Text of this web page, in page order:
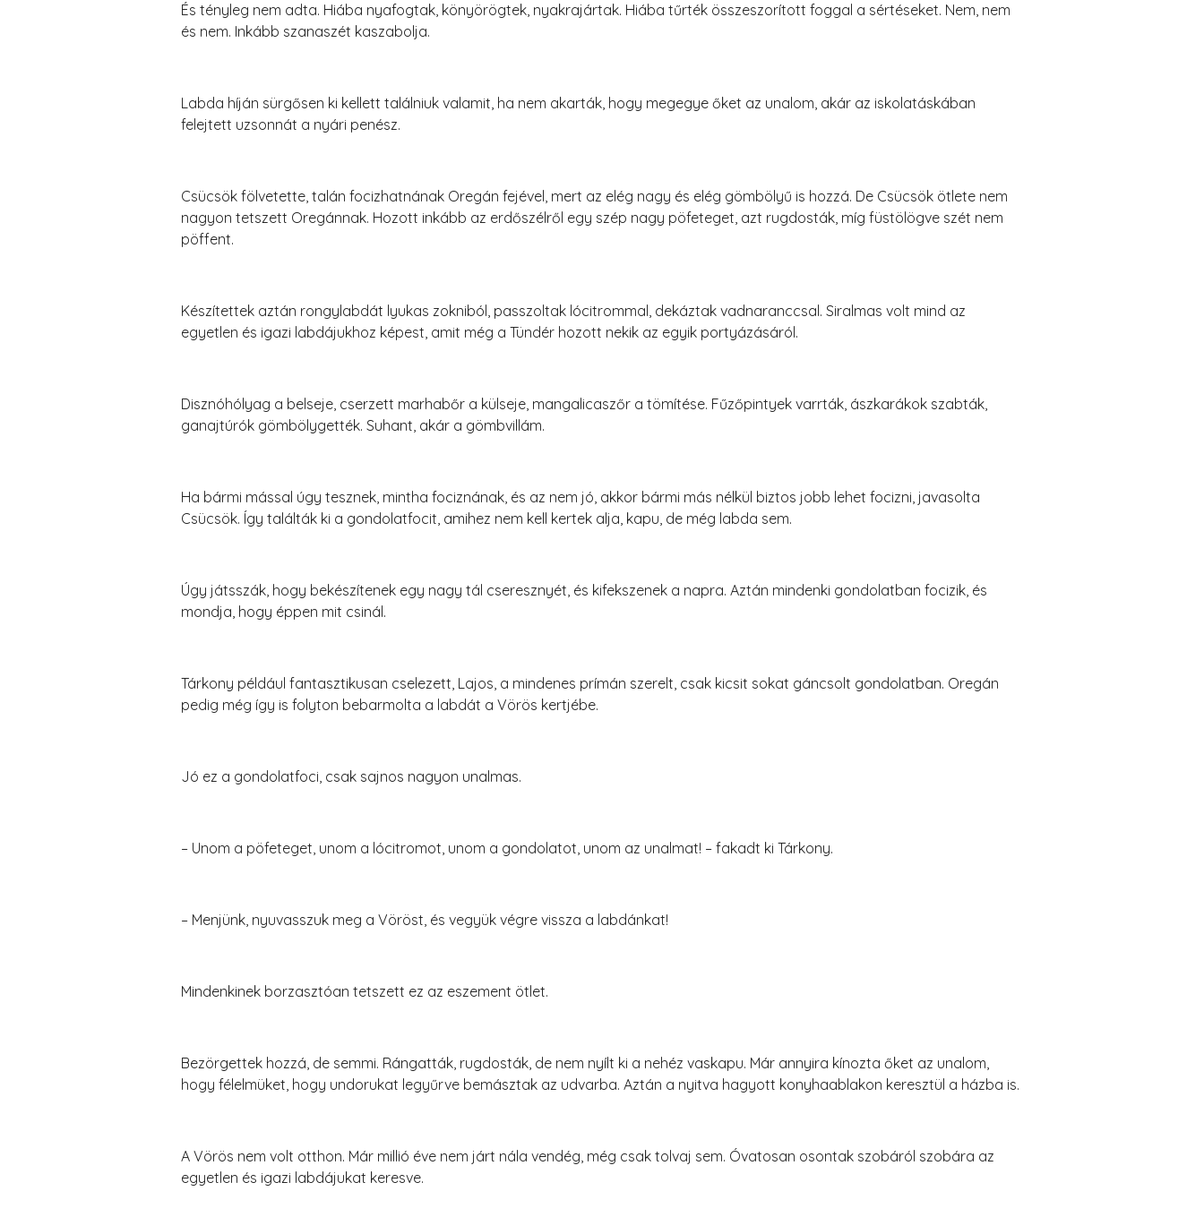
És tényleg nem adta. Hiába nyafogtak, könyörögtek, nyakrajártak. Hiába tűrték összeszorított foggal a sértéseket. Nem, nem
és nem. Inkább szanaszét kaszabolja.
Labda híján sürgősen ki kellett találniuk valamit, ha nem akarták, hogy megegye őket az unalom, akár az iskolatáskában
felejtett uzsonnát a nyári penész.
Csücsök fölvetette, talán focizhatnának Oregán fejével, mert az elég nagy és elég gömbölyű is hozzá. De Csücsök ötlete nem
nagyon tetszett Oregánnak. Hozott inkább az erdőszélről egy szép nagy pöfeteget, azt rugdosták, míg füstölögve szét nem
pöffent.
Készítettek aztán rongylabdát lyukas zokniból, passzoltak lócitrommal, dekáztak vadnaranccsal. Siralmas volt mind az
egyetlen és igazi labdájukhoz képest, amit még a Tündér hozott nekik az egyik portyázásáról.
Disznóhólyag a belseje, cserzett marhabőr a külseje, mangalicaszőr a tömítése. Fűzőpintyek varrták, ászkarákok szabták,
ganajtúrók gömbölygették. Suhant, akár a gömbvillám.
Ha bármi mással úgy tesznek, mintha fociznának, és az nem jó, akkor bármi más nélkül biztos jobb lehet focizni, javasolta
Csücsök. Így találták ki a gondolatfocit, amihez nem kell kertek alja, kapu, de még labda sem.
Úgy játsszák, hogy bekészítenek egy nagy tál cseresznyét, és kifekszenek a napra. Aztán mindenki gondolatban focizik, és
mondja, hogy éppen mit csinál.
Tárkony például fantasztikusan cselezett, Lajos, a mindenes prímán szerelt, csak kicsit sokat gáncsolt gondolatban. Oregán
pedig még így is folyton bebarmolta a labdát a Vörös kertjébe.
Jó ez a gondolatfoci, csak sajnos nagyon unalmas.
– Unom a pöfeteget, unom a lócitromot, unom a gondolatot, unom az unalmat! – fakadt ki Tárkony.
– Menjünk, nyuvasszuk meg a Vöröst, és vegyük végre vissza a labdánkat!
Mindenkinek borzasztóan tetszett ez az eszement ötlet.
Bezörgettek hozzá, de semmi. Rángatták, rugdosták, de nem nyílt ki a nehéz vaskapu. Már annyira kínozta őket az unalom,
hogy félelmüket, hogy undorukat legyűrve bemásztak az udvarba. Aztán a nyitva hagyott konyhaablakon keresztül a házba is.
A Vörös nem volt otthon. Már millió éve nem járt nála vendég, még csak tolvaj sem. Óvatosan osontak szobáról szobára az
egyetlen és igazi labdájukat keresve.